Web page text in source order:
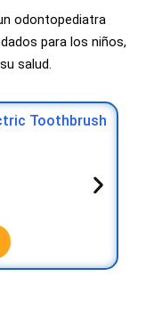
odontopediatra
para los niños,
salud.
Toothbrush